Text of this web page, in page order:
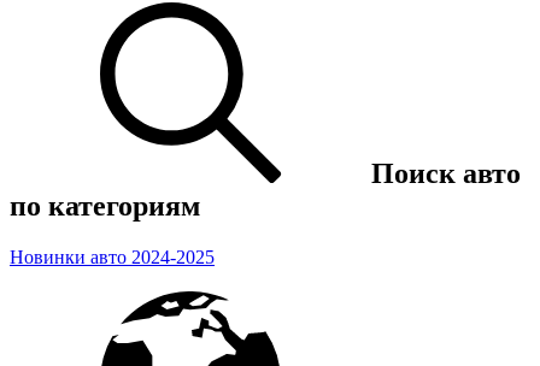
Поиск авто
по категориям
Новинки авто 2024-2025